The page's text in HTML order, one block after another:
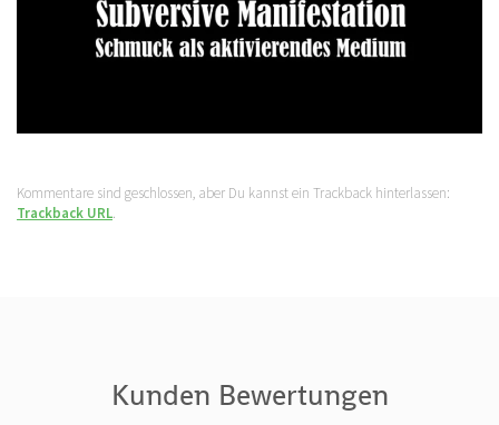
Kommentare sind geschlossen, aber Du kannst ein Trackback hinterlassen:
Trackback URL.
Kunden Bewertungen